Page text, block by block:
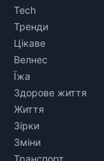
Tech
Тренди
Цікаве
Велнес
Їжа
Здорове життя
Життя
Зірки
Зміни
Транспорт